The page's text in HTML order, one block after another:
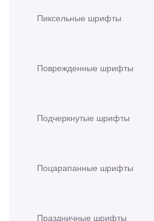
Пиксельные шрифты
Поврежденные шрифты
Подчеркнутые шрифты
Поцарапанные шрифты
Праздничные шрифты